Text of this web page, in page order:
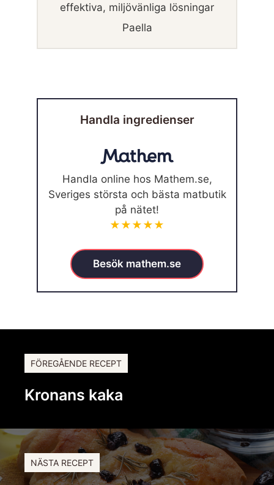
effektiva, miljövänliga lösningar
Paella
Handla ingredienser
Handla online hos Mathem.se,
Sveriges största och bästa matbutik
på nätet!
★★★★★
Besök mathem.se
FÖREGÅENDE RECEPT
Kronans kaka
NÄSTA RECEPT